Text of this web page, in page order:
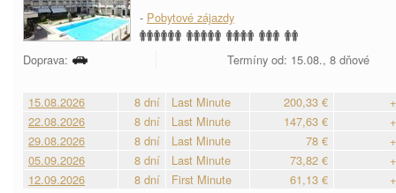
- Pobytové zájazdy
Doprava: Termíny od: 15.08., 8 dňové
15.08.2026 8 dní Last Minute 200,33 €
22.08.2026
8 dní Last Minute 147,63 €
29.08.2026
8 dní Last Minute 78 €
05.09.2026
8 dní Last Minute 73,82 €
12.09.2026
8 dní First Minute 61,13 €